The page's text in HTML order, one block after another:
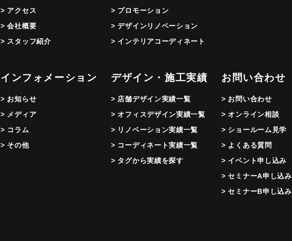
> アクセス
> 会社概要
> スタッフ紹介
> プロモーション
> デザインリノベーション
> インテリアコーディネート
インフォメーション
> お知らせ
> メディア
> コラム
> その他
デザイン・施工実績
> 店舗デザイン実績一覧
> オフィスデザイン実績一覧
> リノベーション実績一覧
> コーディネート実績一覧
> タグから実績を探す
お問い合わせ
> お問い合わせ
> オンライン相談
> ショールーム見学
> よくある質問
> イベント申し込み
> セミナーA申し込み
> セミナーB申し込み